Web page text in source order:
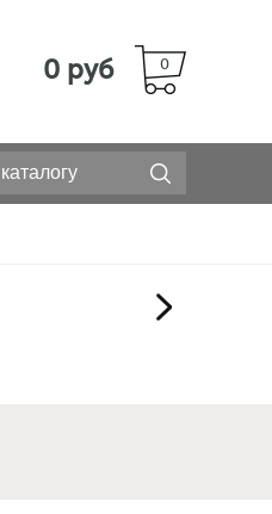
0
0 руб